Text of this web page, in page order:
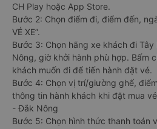
CH Play hoặc App Store.
Bước 2: Chọn điểm đi, điểm đến,
VÉ XE”.
Bước 3: Chọn hãng xe khách đi
Nông, giờ khởi hành phù hợp. Bấm
khách muốn đi để tiến hành đặt vé.
Bước 4: Chọn vị trí/giường ghế,
thông tin hành khách khi đặt mua
- Đắk Nông
Bước 5: Chọn hình thức thanh toán